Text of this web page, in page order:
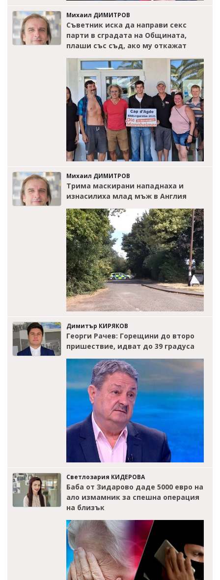
Михаил ДИМИТРОВ
Съветник иска да направи секс
парти в сградата на Общината,
плаши със съд, ако му откажат
Михаил ДИМИТРОВ
Трима маскирани нападнаха и
изнасилиха млад мъж в Англия
Димитър КИРЯКОВ
Георги Рачев: Горещини до второ
пришествие, идват до 39 градуса
Светлозария КИДЕРОВА
Баба от Зидарово даде 5000 евро на
ало измамник за спешна операция
на близък